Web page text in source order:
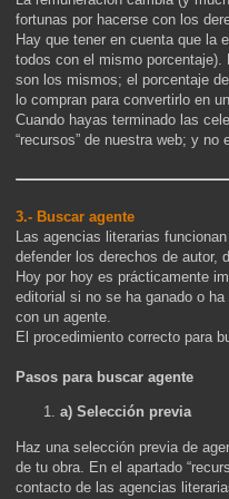
fortunas por hacerse con los
Hay que tener en cuenta que la
todos con el mismo
son los mismos; el porcentaje
lo compran para convertirlo en
Cuando hayas terminado las
“recursos” de nuestra web; y
3.- Buscar agente
Las agencias literarias
defender los derechos de autor,
Hoy por hoy es prácticamente
editorial si no se ha ganado o
con un agente.
El procedimiento correcto para
Pasos para buscar agente
a) Selección previa
Haz una selección previa de
de tu obra. En el apartado
contacto de las agencias